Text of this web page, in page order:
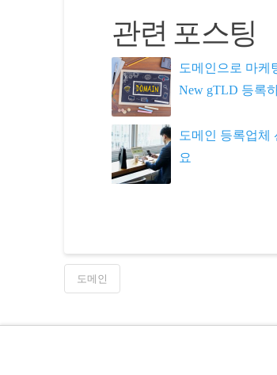
관련 포스팅
도메인으로 마케
New gTLD 등록
도메인 등록업체
요
도메인